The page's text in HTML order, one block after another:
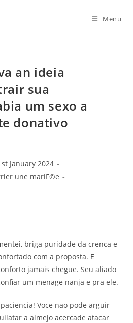
Menu
an ideia
sua
um sexo a
donativo
January 2024
une mariГ©e
briga puridade da crenca e
com a proposta. E
jamais chegue. Seu aliado
um menage nanja e pra ele.
Voce nao pode arguir
a almejo acercade atacar